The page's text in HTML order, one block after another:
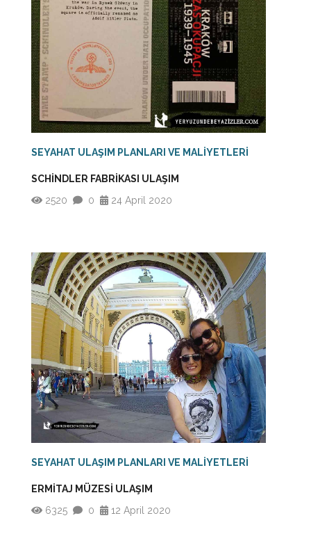
SEYAHAT ULAŞIM PLANLARI VE MALİYETLERİ
SCHİNDLER FABRİKASI ULAŞIM
2520
0 24 April 2020
SEYAHAT ULAŞIM PLANLARI VE MALİYETLERİ
ERMİTAJ MÜZESİ ULAŞIM
6325
0 12 April 2020